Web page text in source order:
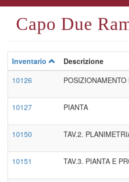
Capo Due
Inventario
Descrizione
10126
10127 PIANTA
10150 TAV.2.
10151 TAV.3. PIANTA E